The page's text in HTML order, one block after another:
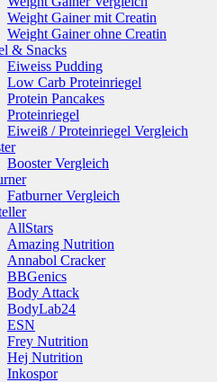
Weight Gainer mit Creatin
Weight Gainer ohne Creatin
& Snacks
Eiweiss Pudding
Low Carb Proteinriegel
Protein Pancakes
Proteinriegel
Eiweiß / Proteinriegel Vergleich
Booster Vergleich
Fatburner Vergleich
AllStars
Amazing Nutrition
Annabol Cracker
BBGenics
Body Attack
BodyLab24
ESN
Frey Nutrition
Hej Nutrition
Inkospor